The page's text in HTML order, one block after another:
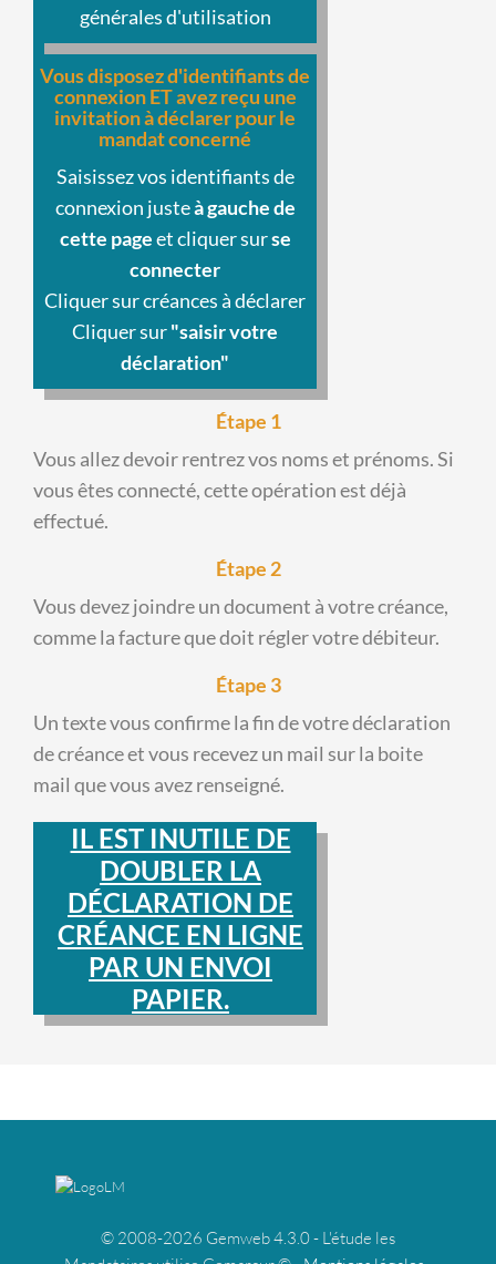
Vous disposez d'identifiants de
connexion ET avez reçu une
invitation à déclarer pour le
mandat concerné
Saisissez vos identifiants de
connexion justeà gauche de
cette pageet cliquer surse
connecter
Cliquer sur créances à déclarer
Cliquer sur"saisir votre
déclaration"
générales d'utilisation
Étape 1
Vous allez devoir rentrez vos noms et prénoms. Si
vous êtes connecté, cette opération est déjà
effectué.
Étape 2
Vous devez joindre un document à votre créance,
comme la facture que doit régler votre débiteur.
Étape 3
Un texte vous confirme la fin de votre déclaration
de créance et vous recevez un mail sur la boite
mail que vous avez renseigné.
IL EST INUTILE DE
DOUBLER LA
DÉCLARATION DE
CRÉANCE EN LIGNE
PAR UN ENVOI
PAPIER.
© 2008-2026 Gemweb 4.3.0 - L'étude les